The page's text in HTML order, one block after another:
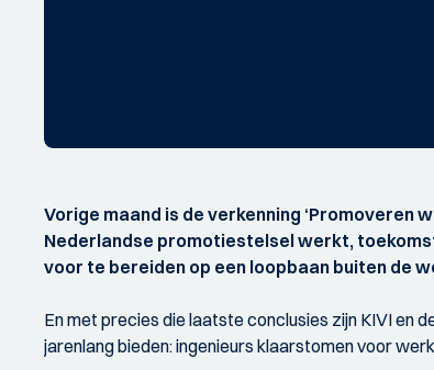
Vorige maand is de verkenning ‘Promoveren
Nederlandse promotiestelsel werkt,
voor te bereiden op een loopbaan buiten de
En met precies die laatste conclusies zijn KIVI en
jarenlang bieden: ingenieurs klaarstomen voor